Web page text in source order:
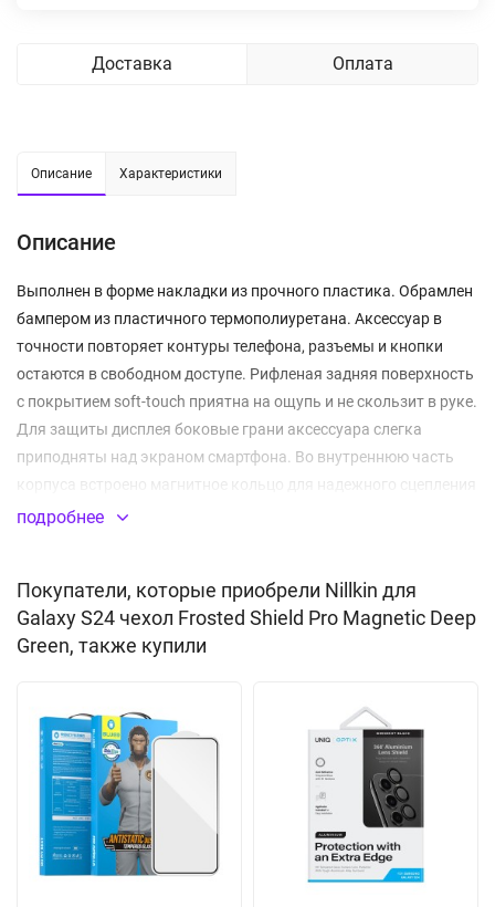
Доставка Оплата
Описание Характеристики
Описание
Выполнен в форме накладки из прочного пластика. Обрамлен
бампером из пластичного термополиуретана. Аксессуар в
точности повторяет контуры телефона, разъемы и кнопки
остаются в свободном доступе. Рифленая задняя поверхность
с покрытием soft-touch приятна на ощупь и не скользит в руке.
Для защиты дисплея боковые грани аксессуара слегка
приподняты над экраном смартфона. Во внутреннюю часть
корпуса встроено магнитное кольцо для надежного сцепления
с аксессуарами.
Рифленая задняя поверхность
Встроенный магнитный модуль
подробнее
Покупатели, которые приобрели Nillkin для
Galaxy S24 чехол Frosted Shield Pro Magnetic Deep
Green, также купили